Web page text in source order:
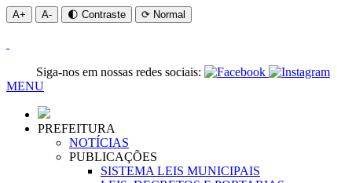
A+ A- 🌓 Contraste ⟳ Normal
Siga-nos em nossas redes sociais:
MENU
PREFEITURA
NOTÍCIAS
PUBLICAÇÕES
SISTEMA LEIS MUNICIPAIS